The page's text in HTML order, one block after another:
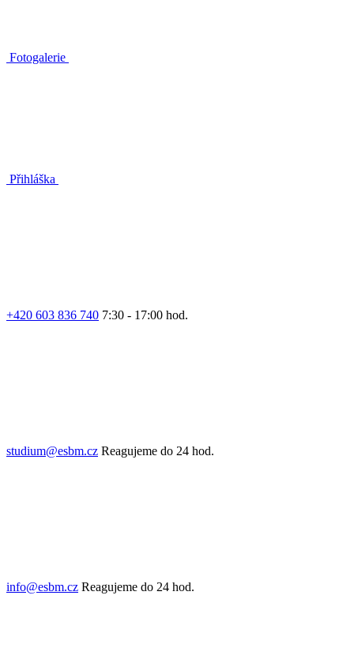
Fotogalerie
Přihláška
+420 603 836 740 7:30 - 17:00 hod.
studium@esbm.cz Reagujeme do 24 hod.
info@esbm.cz Reagujeme do 24 hod.